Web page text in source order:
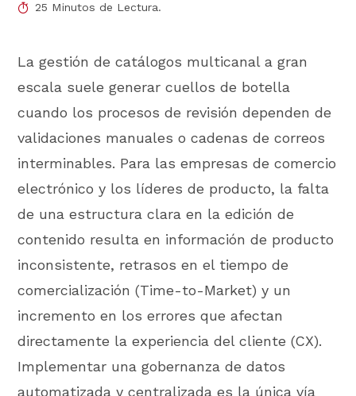
25 Minutos de Lectura.
La gestión de catálogos multicanal a gran
escala suele generar cuellos de botella
cuando los procesos de revisión dependen de
validaciones manuales o cadenas de correos
interminables. Para las empresas de comercio
electrónico y los líderes de producto, la falta
de una estructura clara en la edición de
contenido resulta en información de producto
inconsistente, retrasos en el tiempo de
comercialización (Time-to-Market) y un
incremento en los errores que afectan
directamente la experiencia del cliente (CX).
Implementar una gobernanza de datos
automatizada y centralizada es la única vía